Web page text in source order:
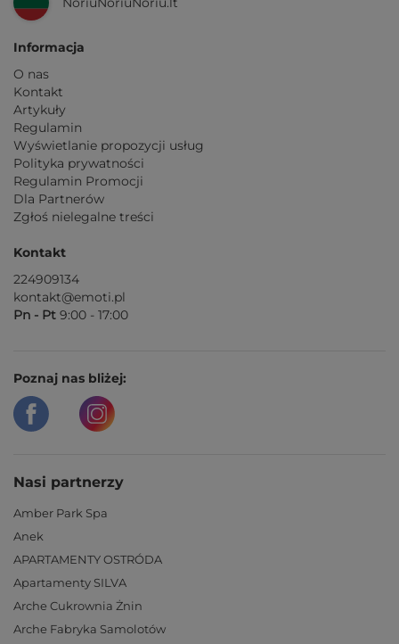
Informacja
O nas
Kontakt
Artykuły
Regulamin
Wyświetlanie propozycji usług
Polityka prywatności
Regulamin Promocji
Dla Partnerów
Zgłoś nielegalne treści
Kontakt
224909134
kontakt@emoti.pl
Pn - Pt 9:00 - 17:00
Poznaj nas bliżej:
Nasi partnerzy
Amber Park Spa
Anek
APARTAMENTY OSTRÓDA
Apartamenty SILVA
Arche Cukrownia Żnin
Arche Fabryka Samolotów